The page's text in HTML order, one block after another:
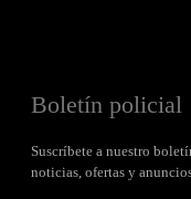
Boletín policial
Suscríbete a nuestro
noticias, ofertas y